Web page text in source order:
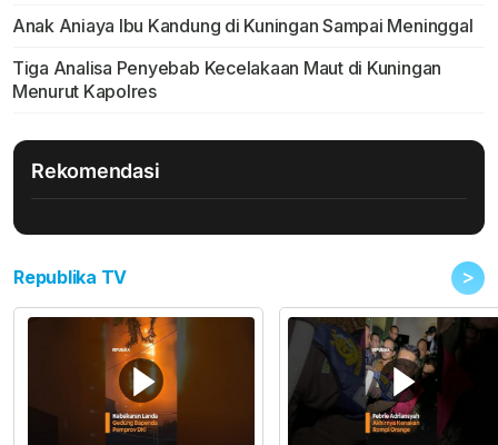
Anak Aniaya Ibu Kandung di Kuningan Sampai Meninggal
Tiga Analisa Penyebab Kecelakaan Maut di Kuningan
Menurut Kapolres
Rekomendasi
Republika TV >